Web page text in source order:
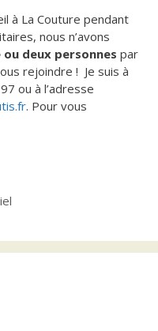
à La Couture pendant
nous n’avons
ou deux personnes par
rejoindre ! Je suis à
ou à l’adresse
. Pour vous